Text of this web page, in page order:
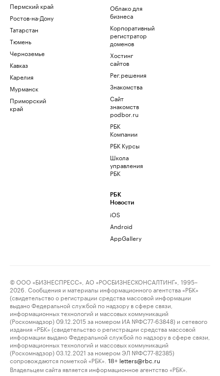
Пермский край
Ростов-на-Дону
Татарстан
Тюмень
Черноземье
Кавказ
Карелия
Мурманск
Приморский
край
Облако для
бизнеса
Корпоративный
регистратор
доменов
Хостинг
сайтов
Рег.решения
Знакомства
Сайт
знакомств
podbor.ru
РБК
Компании
РБК Курсы
Школа
управления
РБК
РБК
Новости
iOS
Android
AppGallery
© ООО «БИЗНЕСПРЕСС», АО «РОСБИЗНЕСКОНСАЛТИНГ», 1995–
2026. Сообщения и материалы информационного агентства «РБК»
(свидетельство о регистрации средства массовой информации
выдано Федеральной службой по надзору в сфере связи,
информационных технологий и массовых коммуникаций
(Роскомнадзор) 09.12.2015 за номером ИА №ФС77-63848) и сетевого
издания «РБК» (свидетельство о регистрации средства массовой
информации выдано Федеральной службой по надзору в сфере связи,
информационных технологий и массовых коммуникаций
(Роскомнадзор) 03.12.2021 за номером ЭЛ №ФС77-82385)
сопровождаются пометкой «РБК».
18+ letters@rbc.ru
Владельцем сайта является информационное агентство «РБК».